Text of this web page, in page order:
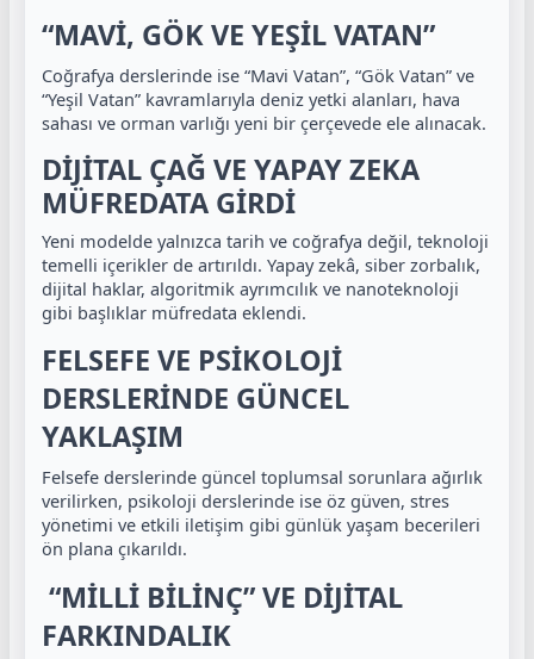
“MAVİ, GÖK VE YEŞİL VATAN”
Coğrafya derslerinde ise “Mavi Vatan”, “Gök Vatan” ve
“Yeşil Vatan” kavramlarıyla deniz yetki alanları, hava
sahası ve orman varlığı yeni bir çerçevede ele alınacak.
DİJİTAL ÇAĞ VE YAPAY ZEKA
MÜFREDATA GİRDİ
Yeni modelde yalnızca tarih ve coğrafya değil, teknoloji
temelli içerikler de artırıldı. Yapay zekâ, siber zorbalık,
dijital haklar, algoritmik ayrımcılık ve nanoteknoloji
gibi başlıklar müfredata eklendi.
FELSEFE VE PSİKOLOJİ
DERSLERİNDE GÜNCEL
YAKLAŞIM
Felsefe derslerinde güncel toplumsal sorunlara ağırlık
verilirken, psikoloji derslerinde ise öz güven, stres
yönetimi ve etkili iletişim gibi günlük yaşam becerileri
ön plana çıkarıldı.
“MİLLİ BİLİNÇ” VE DİJİTAL
FARKINDALIK